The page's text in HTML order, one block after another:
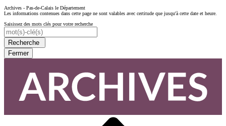
Archives - Pas-de-Calais le Département
Les informations contenues dans cette page ne sont valables avec certitude que jusqu'à cette date et heure.
Saisissez des mots clés pour votre recherche
Recherche
Fermer